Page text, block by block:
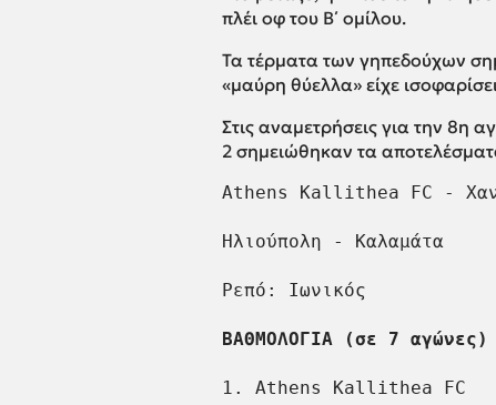
πλέι οφ του Β΄ ομίλου.
Τα τέρματα των γηπεδούχων
«μαύρη θύελλα» είχε
Στις αναμετρήσεις για την 8η
2 σημειώθηκαν τα
Athens Kallithea FC -
Ηλιούπολη - Καλαμάτα
Ρεπό: Ιωνικός
ΒΑΘΜΟΛΟΓΙΑ (σε 7 αγώνες)
1. Athens Kallithea FC